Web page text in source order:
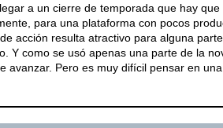
a un cierre de temporada que hay
para una plataforma con pocos
acción resulta atractivo para alguna
Y como se usó apenas una parte de la
avanzar. Pero es muy difícil pensar en una